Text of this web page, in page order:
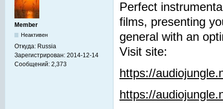
Member
Неактивен
Откуда: Russia
Зарегистрирован: 2014-12-14
Сообщений: 2,373
Perfect
films, presenting
general with an
Visit site:
https://
https://